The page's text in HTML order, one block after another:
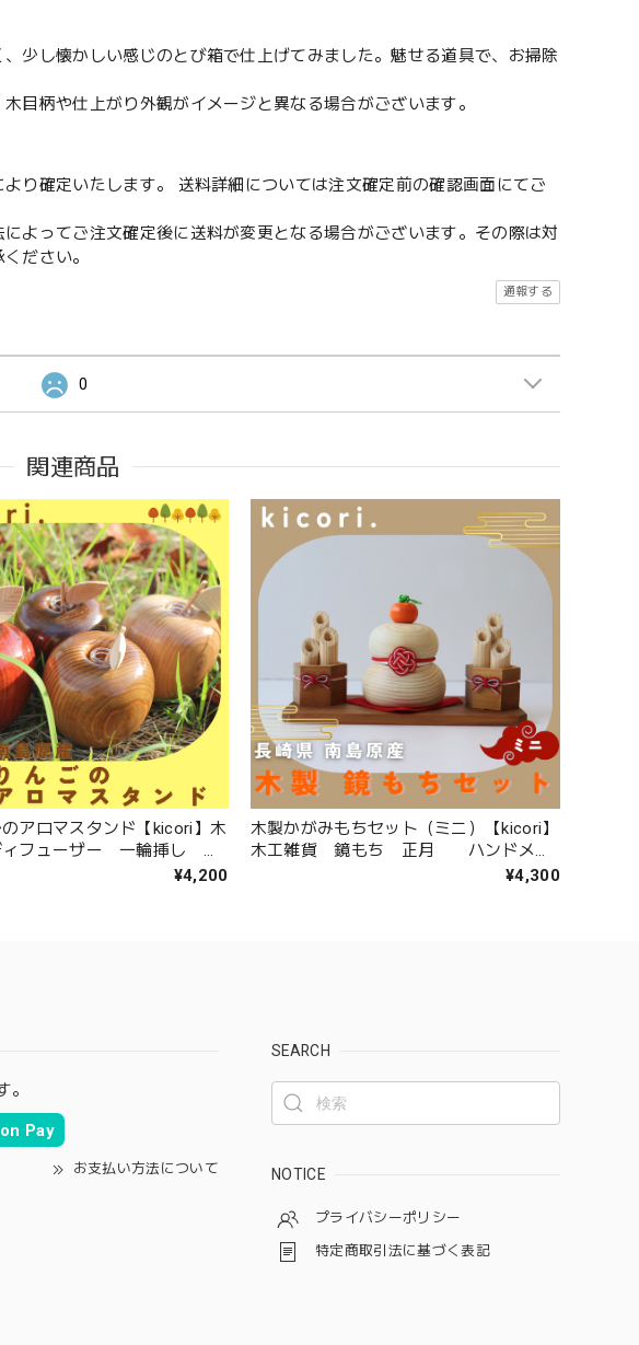
少し懐かしい感じのとび箱で仕上げてみました。魅せる道具で、お掃除
目柄や仕上がり外観がイメージと異なる場合がございます。
り確定いたします。 送料詳細については注文確定前の確認画面にてご
よってご注文確定後に送料が変更となる場合がございます。その際は対
ださい。
通報する
0
関連商品
アロマスタンド【kicori】木
フューザー 一輪挿し ハ
¥4,200
木製かがみもちセット（ミニ）【kicori】
木工雑貨 鏡もち 正月 ハンドメイ
¥4,300
。
Pay
お支払い方法について
SEARCH
NOTICE
プライバシーポリシー
特定商取引法に基づく表記